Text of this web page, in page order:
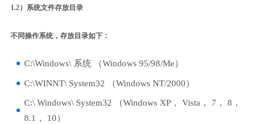
1.2）系统文件存放目录
不同操作系统，存放目录如下：
C:\Windows\ 系统 （Windows 95/98/Me）
C:\WINNT\ System32 （Windows NT/2000）
C:\ Windows\ System32 （Windows XP， Vista， 7， 8，
8.1， 10）